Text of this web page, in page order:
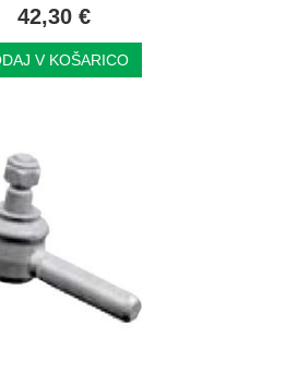
42,30 €
V KOŠARICO